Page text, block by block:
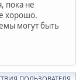
пока не
хорошо.
могут быть